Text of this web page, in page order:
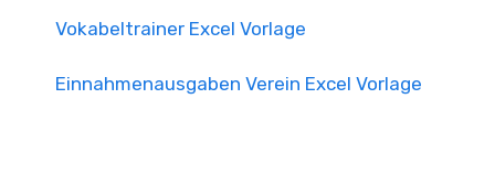
Vokabeltrainer Excel Vorlage
Einnahmenausgaben Verein Excel Vorlage